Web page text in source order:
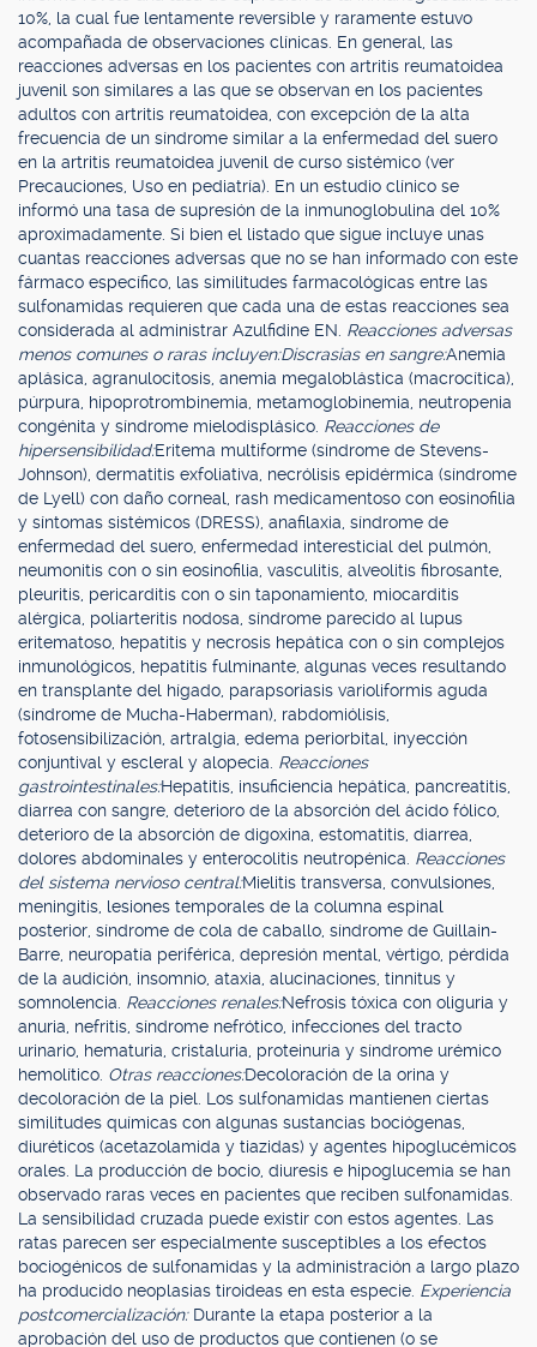
10%, la cual fue lentamente reversible y raramente estuvo
acompañada de observaciones clínicas. En general, las
reacciones adversas en los pacientes con artritis reumatoidea
juvenil son similares a las que se observan en los pacientes
adultos con artritis reumatoidea, con excepción de la alta
frecuencia de un síndrome similar a la enfermedad del suero
en la artritis reumatoidea juvenil de curso sistémico (ver
Precauciones, Uso en pediatría). En un estudio clínico se
informó una tasa de supresión de la inmunoglobulina del 10%
aproximadamente. Si bien el listado que sigue incluye unas
cuantas reacciones adversas que no se han informado con este
fármaco específico, las similitudes farmacológicas entre las
sulfonamidas requieren que cada una de estas reacciones sea
considerada al administrar Azulfidine EN. Reacciones adversas
menos comunes o raras incluyen:Discrasias en sangre:Anemia
aplásica, agranulocitosis, anemia megaloblástica (macrocítica),
púrpura, hipoprotrombinemia, metamoglobinemia, neutropenia
congénita y síndrome mielodisplásico. Reacciones de
hipersensibilidad:Eritema multiforme (síndrome de Stevens-
Johnson), dermatitis exfoliativa, necrólisis epidérmica (síndrome
de Lyell) con daño corneal, rash medicamentoso con eosinofilia
y síntomas sistémicos (DRESS), anafilaxia, síndrome de
enfermedad del suero, enfermedad interesticial del pulmón,
neumonitis con o sin eosinofilia, vasculitis, alveolitis fibrosante,
pleuritis, pericarditis con o sin taponamiento, miocarditis
alérgica, poliarteritis nodosa, síndrome parecido al lupus
eritematoso, hepatitis y necrosis hepática con o sin complejos
inmunológicos, hepatitis fulminante, algunas veces resultando
en transplante del hígado, parapsoriasis varioliformis aguda
(síndrome de Mucha-Haberman), rabdomiólisis,
fotosensibilización, artralgia, edema periorbital, inyección
conjuntival y escleral y alopecia. Reacciones
gastrointestinales:Hepatitis, insuficiencia hepática, pancreatitis,
diarrea con sangre, deterioro de la absorción del ácido fólico,
deterioro de la absorción de digoxina, estomatitis, diarrea,
dolores abdominales y enterocolitis neutropénica. Reacciones
del sistema nervioso central:Mielitis transversa, convulsiones,
meningitis, lesiones temporales de la columna espinal
posterior, síndrome de cola de caballo, síndrome de Guillain-
Barre, neuropatía periférica, depresión mental, vértigo, pérdida
de la audición, insomnio, ataxia, alucinaciones, tinnitus y
somnolencia. Reacciones renales:Nefrosis tóxica con oliguria y
anuria, nefritis, síndrome nefrótico, infecciones del tracto
urinario, hematuria, cristaluria, proteinuria y síndrome urémico
hemolítico. Otras reacciones:Decoloración de la orina y
decoloración de la piel. Los sulfonamidas mantienen ciertas
similitudes químicas con algunas sustancias bociógenas,
diuréticos (acetazolamida y tiazidas) y agentes hipoglucémicos
orales. La producción de bocio, diuresis e hipoglucemia se han
observado raras veces en pacientes que reciben sulfonamidas.
La sensibilidad cruzada puede existir con estos agentes. Las
ratas parecen ser especialmente susceptibles a los efectos
bociogénicos de sulfonamidas y la administración a largo plazo
ha producido neoplasias tiroideas en esta especie. Experiencia
postcomercialización: Durante la etapa posterior a la
aprobación del uso de productos que contienen (o se